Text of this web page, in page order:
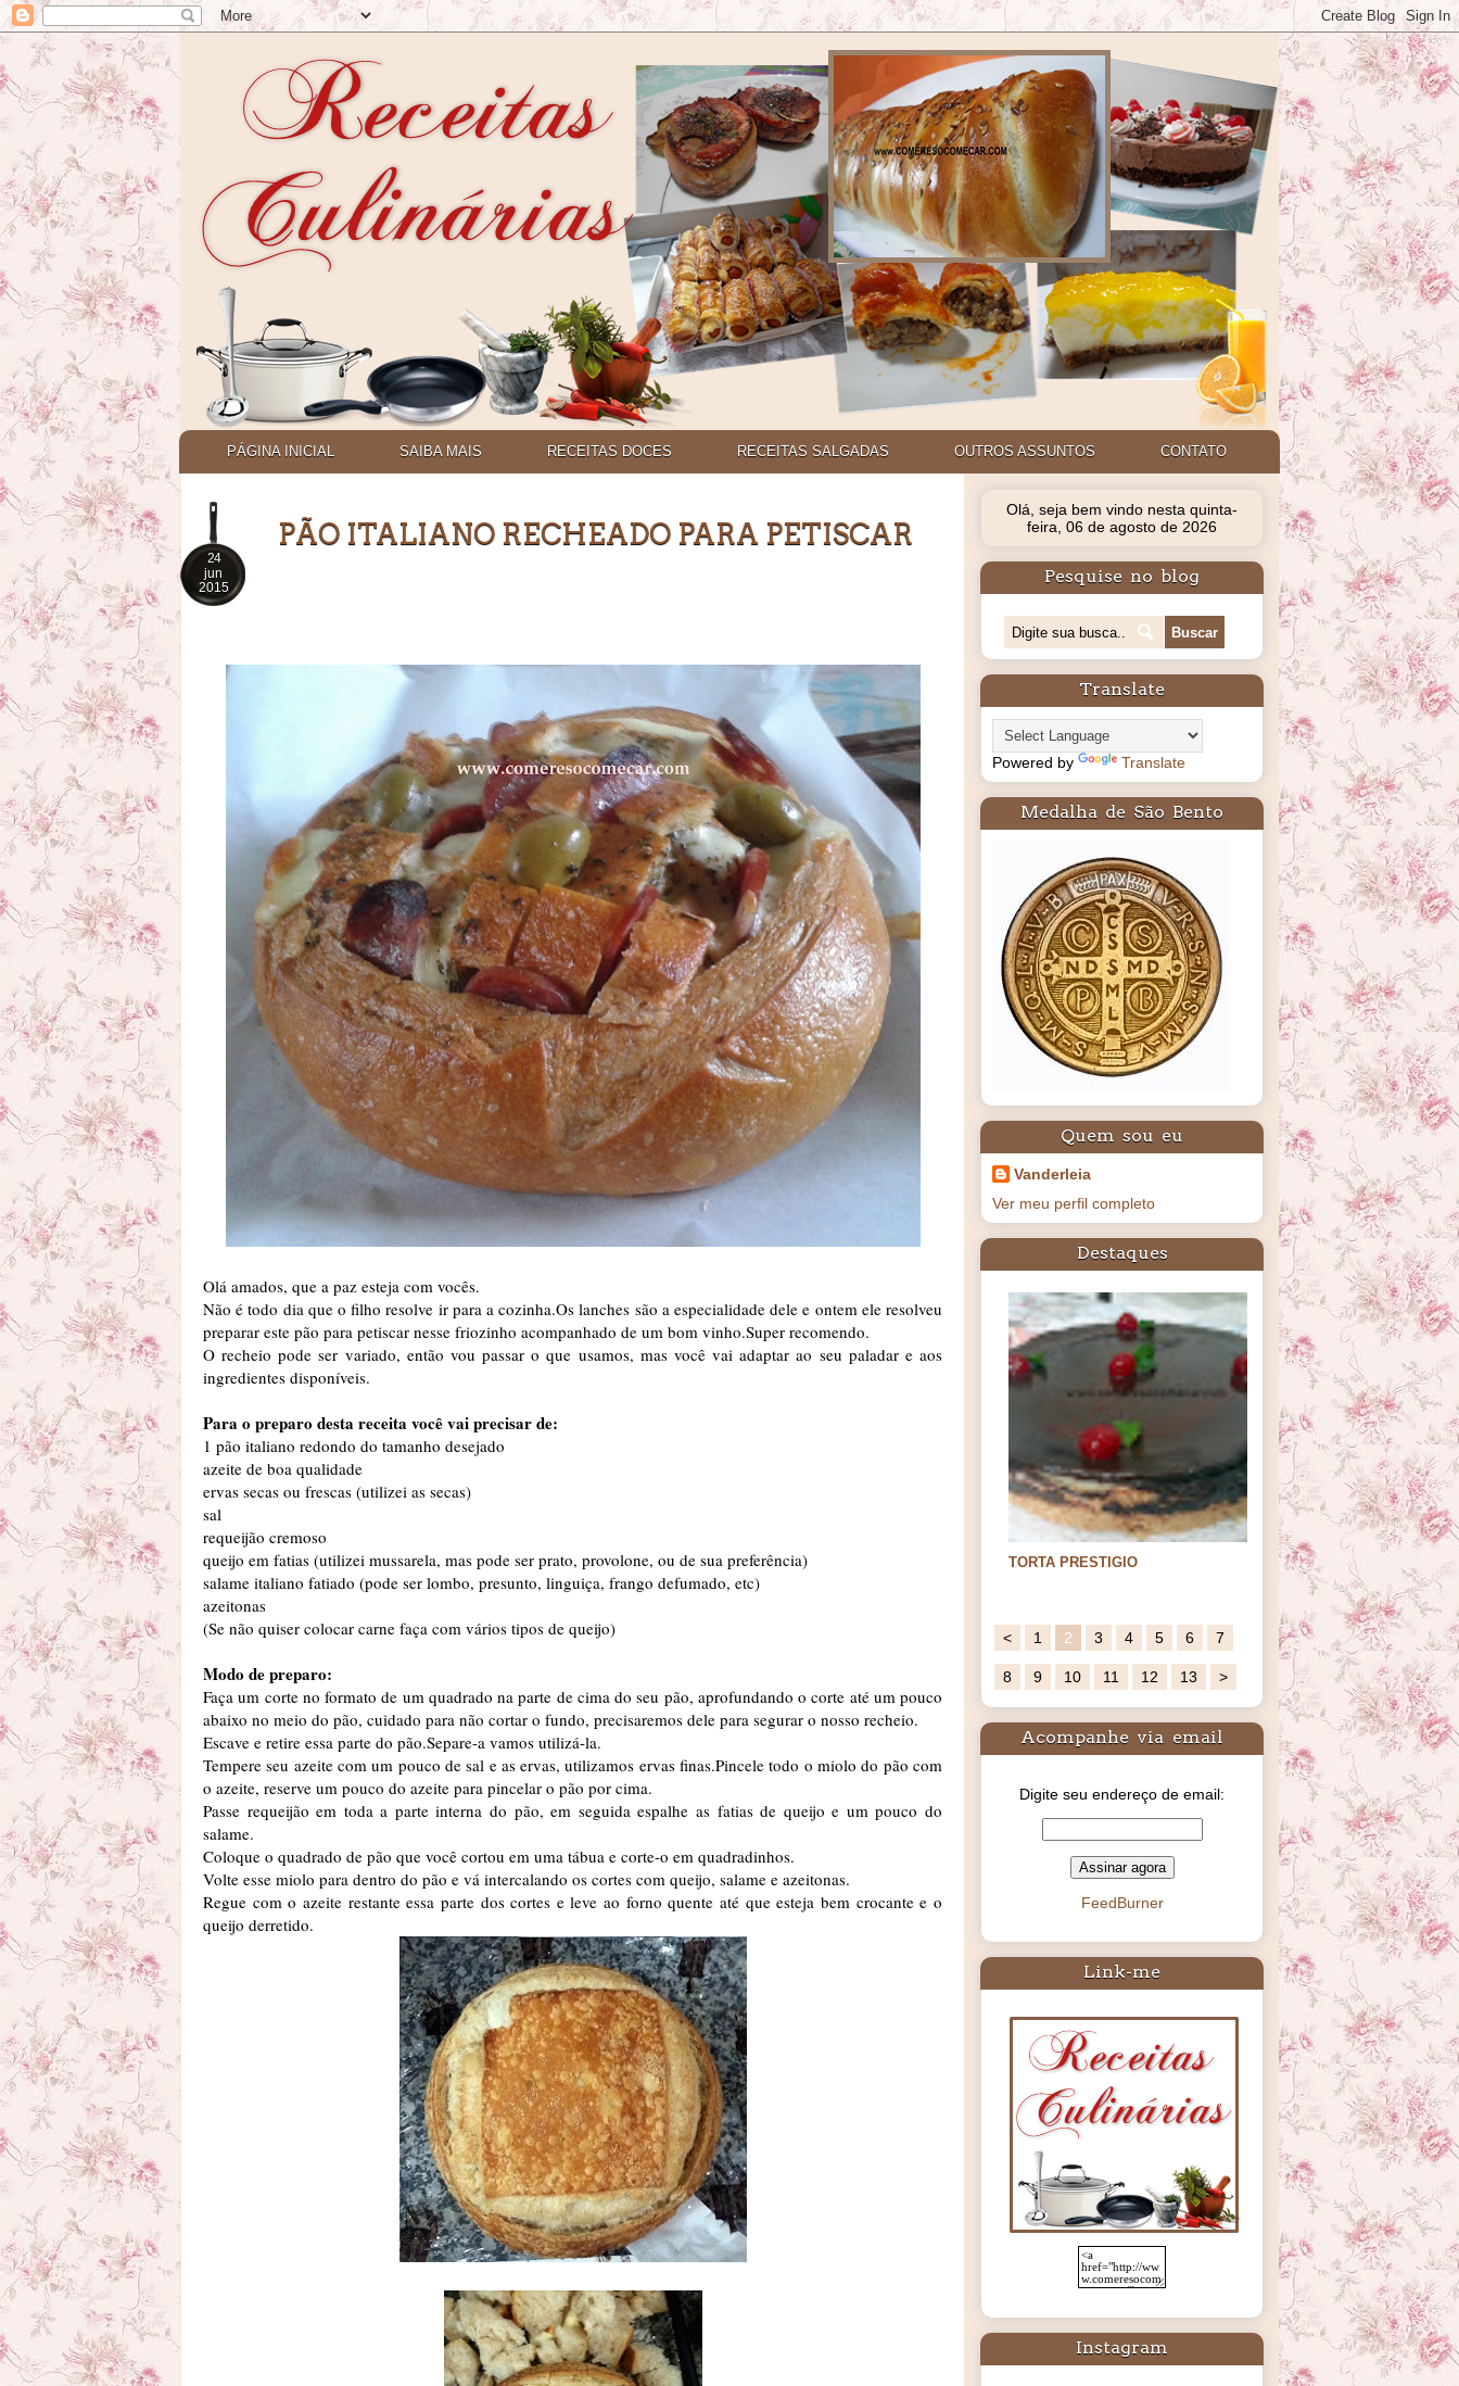
PÁGINA INICIAL SAIBA MAIS RECEITAS DOCES RECEITAS SALGADAS OUTROS ASSUNTOS CONTATO
24
jun
2015
PÃO ITALIANO RECHEADO PARA PETISCAR
Olá amados, que a paz esteja com vocês.
Não é todo dia que o filho resolve ir para a cozinha.Os lanches são a especialidade dele e ontem ele resolveu
preparar este pão para petiscar nesse friozinho acompanhado de um bom vinho.Super recomendo.
O recheio pode ser variado, então vou passar o que usamos, mas você vai adaptar ao seu paladar e aos
ingredientes disponíveis.
Para o preparo desta receita você vai precisar de:
1 pão italiano redondo do tamanho desejado
azeite de boa qualidade
ervas secas ou frescas (utilizei as secas)
sal
requeijão cremoso
queijo em fatias (utilizei mussarela, mas pode ser prato, provolone, ou de sua preferência)
salame italiano fatiado (pode ser lombo, presunto, linguiça, frango defumado, etc)
azeitonas
(Se não quiser colocar carne faça com vários tipos de queijo)
Modo de preparo:
Faça um corte no formato de um quadrado na parte de cima do seu pão, aprofundando o corte até um pouco
abaixo no meio do pão, cuidado para não cortar o fundo, precisaremos dele para segurar o nosso recheio.
Escave e retire essa parte do pão.Separe-a vamos utilizá-la.
Tempere seu azeite com um pouco de sal e as ervas, utilizamos ervas finas.Pincele todo o miolo do pão com
o azeite, reserve um pouco do azeite para pincelar o pão por cima.
Passe requeijão em toda a parte interna do pão, em seguida espalhe as fatias de queijo e um pouco do
salame.
Coloque o quadrado de pão que você cortou em uma tábua e corte-o em quadradinhos.
Volte esse miolo para dentro do pão e vá intercalando os cortes com queijo, salame e azeitonas.
Regue com o azeite restante essa parte dos cortes e leve ao forno quente até que esteja bem crocante e o
queijo derretido.
Olá, seja bem vindo nesta quinta-
feira, 06 de agosto de 2026
Pesquise no blog
Translate
Powered by Translate
Medalha de São Bento
Quem sou eu
Vanderleia
Ver meu perfil completo
Destaques
TORTA PRESTIGIO
< 1 2 3 4 5 6 7
8 9 10 11 12 13 >
Acompanhe via email
Digite seu endereço de email:
FeedBurner
Link-me
Instagram